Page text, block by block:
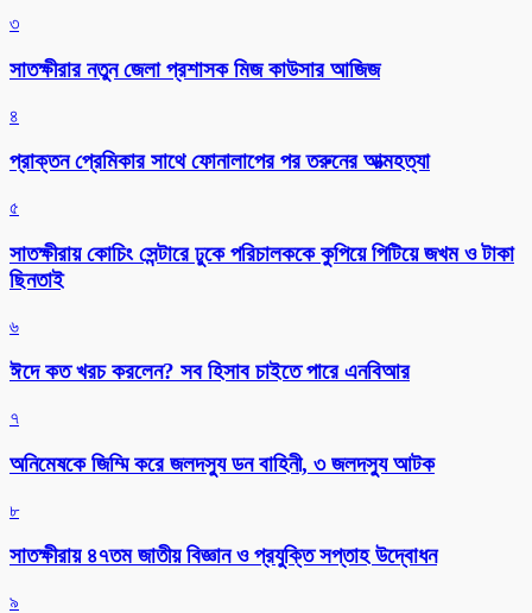
৩
সাতক্ষীরার নতুন জেলা প্রশাসক মিজ কাউসার আজিজ
৪
প্রাক্তন প্রেমিকার সাথে ফোনালাপের পর তরুনের আত্মহত্যা
৫
সাতক্ষীরায় কোচিং সেন্টারে ঢুকে পরিচালককে কুপিয়ে পিটিয়ে জখম ও টাকা
ছিনতাই
৬
ঈদে কত খরচ করলেন? সব হিসাব চাইতে পারে এনবিআর
৭
অনিমেষকে জিম্মি করে জলদস্যু ডন বাহিনী, ৩ জলদস্যু আটক
৮
সাতক্ষীরায় ৪৭তম জাতীয় বিজ্ঞান ও প্রযুক্তি সপ্তাহ উদ্বোধন
৯